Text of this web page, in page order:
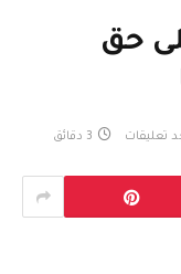
حق
تعليقات 3 دقائق